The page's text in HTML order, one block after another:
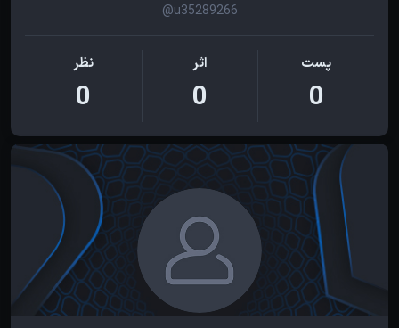
@u35289266
پست
0
اثر
0
نظر
0